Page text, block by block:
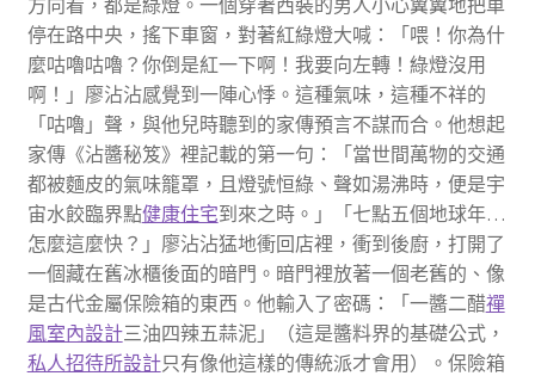
停在路中央，搖下車窗，對著紅綠燈大喊：「喂！你為什
麼咕嚕咕嚕？你倒是紅一下啊！我要向左轉！綠燈沒用
啊！」廖沾沾感覺到一陣心悸。這種氣味，這種不祥的
「咕嚕」聲，與他兒時聽到的家傳預言不謀而合。他想起
家傳《沾醬秘笈》裡記載的第一句：「當世間萬物的交通
都被麵皮的氣味籠罩，且燈號恒綠、聲如湯沸時，便是宇
宙水餃臨界點健康住宅到來之時。」「七點五個地球年…
怎麼這麼快？」廖沾沾猛地衝回店裡，衝到後廚，打開了
一個藏在舊冰櫃後面的暗門。暗門裡放著一個老舊的、像
是古代金屬保險箱的東西。他輸入了密碼：「一醬二醋禪
風室內設計三油四辣五蒜泥」（這是醬料界的基礎公式，
私人招待所設計只有像他這樣的傳統派才會用）。保險箱